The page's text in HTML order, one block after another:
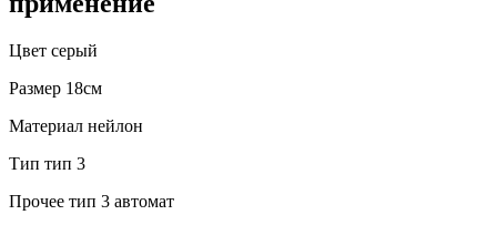
Цвет серый
Размер 18см
Материал нейлон
Тип тип 3
Прочее тип 3 автомат